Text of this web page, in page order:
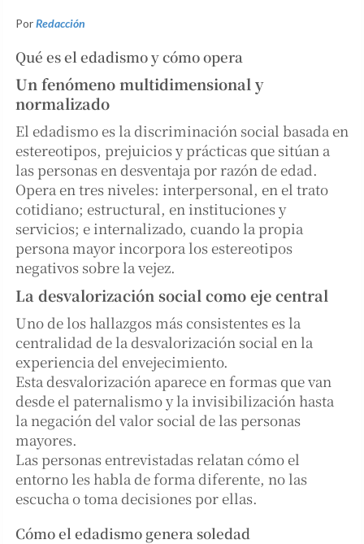
PorRedacción
Qué es el edadismo y cómo opera
Un fenómeno multidimensional y
normalizado
El edadismo es la discriminación social basada en
estereotipos, prejuicios y prácticas que sitúan a
las personas en desventaja por razón de edad.
Opera en tres niveles: interpersonal, en el trato
cotidiano; estructural, en instituciones y
servicios; e internalizado, cuando la propia
persona mayor incorpora los estereotipos
negativos sobre la vejez.
La desvalorización social como eje central
Uno de los hallazgos más consistentes es la
centralidad de la desvalorización social en la
experiencia del envejecimiento.
Esta desvalorización aparece en formas que van
desde el paternalismo y la invisibilización hasta
la negación del valor social de las personas
mayores.
Las personas entrevistadas relatan cómo el
entorno les habla de forma diferente, no las
escucha o toma decisiones por ellas.
Cómo el edadismo genera soledad